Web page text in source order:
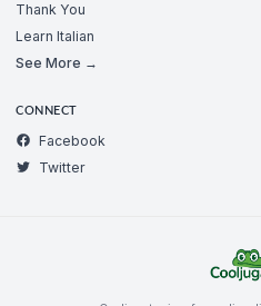
Thank You
Learn Italian
See More →
CONNECT
Facebook
Twitter